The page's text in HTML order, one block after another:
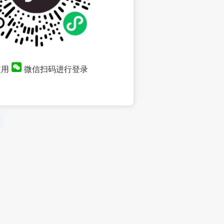
微信扫码进行登录